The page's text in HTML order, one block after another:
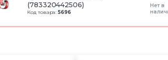
(783320442506)
Код товара: 5696
Нет в